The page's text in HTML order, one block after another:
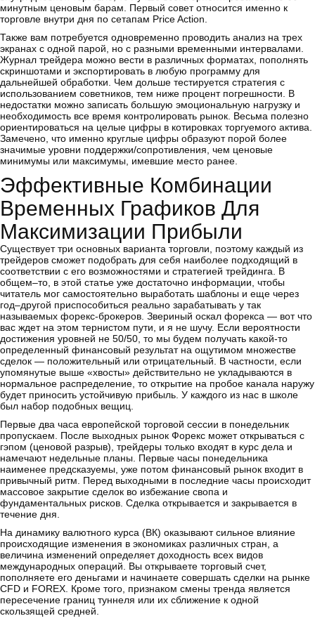
минутным ценовым барам. Первый совет относится именно к
торговле внутри дня по сетапам Price Action.
Также вам потребуется одновременно проводить анализ на трех
экранах с одной парой, но с разными временными интервалами.
Журнал трейдера можно вести в различных форматах, пополнять
скриншотами и экспортировать в любую программу для
дальнейшей обработки. Чем дольше тестируется стратегия с
использованием советников, тем ниже процент погрешности. В
недостатки можно записать большую эмоциональную нагрузку и
необходимость все время контролировать рынок. Весьма полезно
ориентироваться на целые цифры в котировках торгуемого актива.
Замечено, что именно круглые цифры образуют порой более
значимые уровни поддержки/сопротивления, чем ценовые
минимумы или максимумы, имевшие место ранее.
Эффективные Комбинации
Временных Графиков Для
Максимизации Прибыли
Существует три основных варианта торговли, поэтому каждый из
трейдеров сможет подобрать для себя наиболее подходящий в
соответствии с его возможностями и стратегией трейдинга. В
общем–то, в этой статье уже достаточно информации, чтобы
читатель мог самостоятельно выработать шаблоны и еще через
год–другой приспособиться реально зарабатывать у так
называемых форекс-брокеров. Звериный оскал форекса ― вот что
вас ждет на этом тернистом пути, и я не шучу. Если вероятности
достижения уровней не 50/50, то мы будем получать какой-то
определенный финансовый результат на ощутимом множестве
сделок ― положительный или отрицательный. В частности, если
упомянутые выше «хвосты» действительно не укладываются в
нормальное распределение, то открытие на пробое канала наружу
будет приносить устойчивую прибыль. У каждого из нас в школе
был набор подобных вещиц.
Первые два часа европейской торговой сессии в понедельник
пропускаем. После выходных рынок Форекс может открываться с
гэпом (ценовой разрыв), трейдеры только входят в курс дела и
намечают недельные планы. Первые часы понедельника
наименее предсказуемы, уже потом финансовый рынок входит в
привычный ритм. Перед выходными в последние часы происходит
массовое закрытие сделок во избежание свопа и
фундаментальных рисков. Сделка открывается и закрывается в
течение дня.
На динамику валютного курса (ВК) оказывают сильное влияние
происходящие изменения в экономиках различных стран, а
величина изменений определяет доходность всех видов
международных операций. Вы открываете торговый счет,
пополняете его деньгами и начинаете совершать сделки на рынке
CFD и FOREX. Кроме того, признаком смены тренда является
пересечение границ туннеля или их сближение к одной
скользящей средней.